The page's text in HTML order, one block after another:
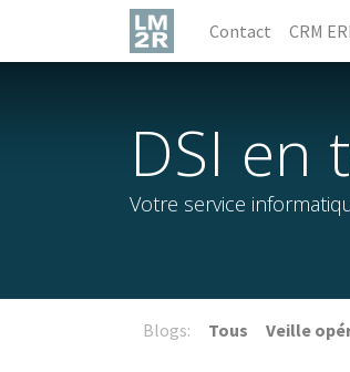
Contact CRM
DSI en
Votre service
Blogs: Tous Veille